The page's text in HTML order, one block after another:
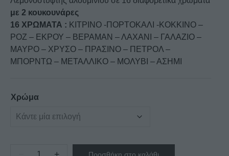
με 2 κουκουνάρες
16 ΧΡΩΜΑΤΑ : ΚΙΤΡΙΝΟ -ΠΟΡΤΟΚΑΛΙ -ΚΟΚΚΙΝΟ –
ΡΟΖ – ΕΚΡΟΥ – ΒΕΡΑΜΑΝ – ΛΑΧΑΝΙ – ΓΑΛΑΖΙΟ –
ΜΑΥΡΟ – ΧΡΥΣΟ – ΠΡΑΣΙΝΟ – ΠΕΤΡΟΛ –
ΜΠΟΡΝΤΩ – ΜΕΤΑΛΛΙΚΟ – ΜΟΛΥΒΙ – ΑΣΗΜΙ
Χρώμα